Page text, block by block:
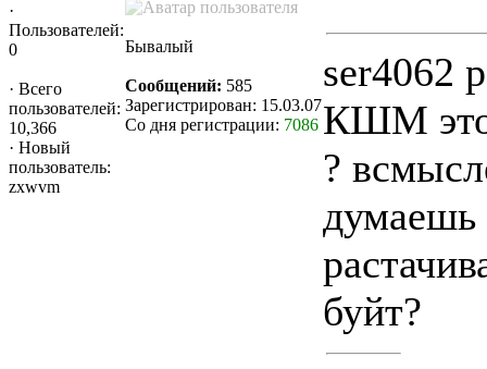
·
Пользователей:
0
· Всего
пользователей:
10,366
· Новый
пользователь:
zxwvm
Бывалый
Сообщений: 585
Зарегистрирован: 15.03.07
Со дня регистрации: 7086
ser4062
КШМ это
?
думаешь
буйт?